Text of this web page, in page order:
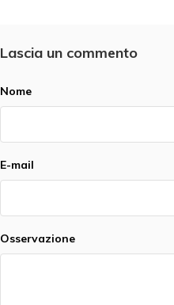
Lascia un commento
Nome
E-mail
Osservazione